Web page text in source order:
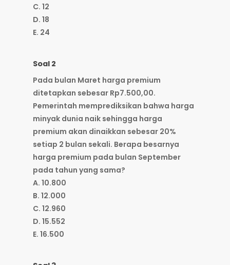
C. 12
D. 18
E. 24
Soal 2
Pada bulan Maret harga premium
ditetapkan sebesar Rp7.500,00.
Pemerintah memprediksikan bahwa harga
minyak dunia naik sehingga harga
premium akan dinaikkan sebesar 20%
setiap 2 bulan sekali. Berapa besarnya
harga premium pada bulan September
pada tahun yang sama?
A. 10.800
B. 12.000
C. 12.960
D. 15.552
E. 16.500